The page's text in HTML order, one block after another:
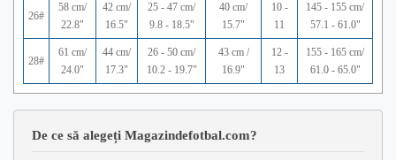
26#
58 cm/
22.8"
42 cm/
16.5"
25 - 47 cm/
9.8 - 18.5"
40 cm/
15.7"
10 -
11
145 - 155 cm/
57.1 - 61.0"
28#
61 cm/
24.0"
44 cm/
17.3"
26 - 50 cm/
10.2 - 19.7"
43 cm /
16.9"
12 -
13
155 - 165 cm/
61.0 - 65.0"
De ce să alegeți Magazindefotbal.com?